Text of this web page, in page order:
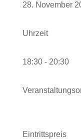
28. November
Uhrzeit
18:30 - 20:30
Eintrittspreis